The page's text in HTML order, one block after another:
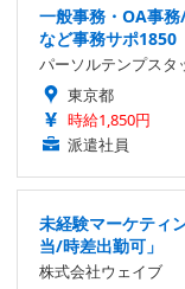
一般事務・OA事
など事務サポ1850
パーソルテンプスタ
東京都
時給1,850円
派遣社員
未経験マーケティ
当/時差出勤可」
株式会社ウェイブ